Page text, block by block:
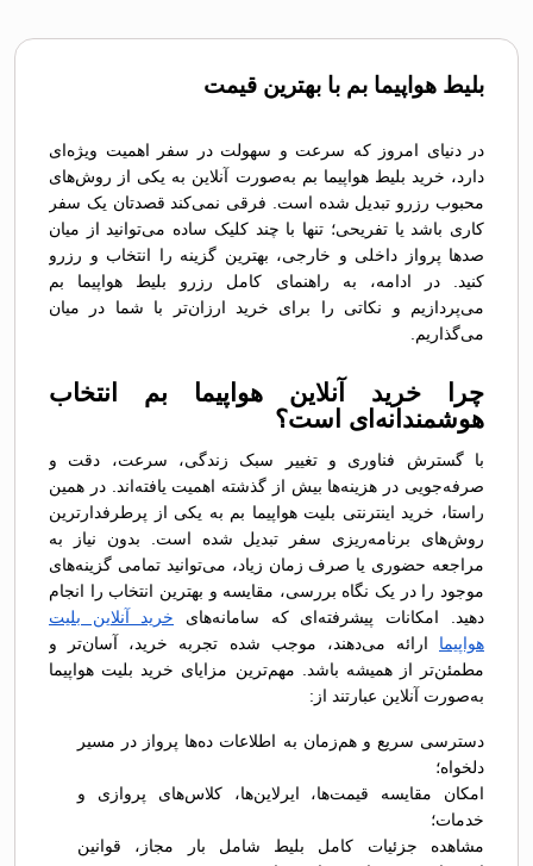
بلیط هواپیما بم با بهترین قیمت
در دنیای امروز که سرعت و سهولت در سفر اهمیت ویژه‌ای
دارد، خرید بلیط هواپیما بم به‌صورت آنلاین به یکی از روش‌های
محبوب رزرو تبدیل شده است. فرقی نمی‌کند قصدتان یک سفر
کاری باشد یا تفریحی؛ تنها با چند کلیک ساده می‌توانید از میان
صدها پرواز داخلی و خارجی، بهترین گزینه را انتخاب و رزرو
کنید. در ادامه، به راهنمای کامل رزرو بلیط هواپیما بم
می‌پردازیم و نکاتی را برای خرید ارزان‌تر با شما در میان
می‌گذاریم.
چرا خرید آنلاین هواپیما بم انتخاب
هوشمندانه‌ای است؟
با گسترش فناوری و تغییر سبک زندگی، سرعت، دقت و
صرفه‌جویی در هزینه‌ها بیش از گذشته اهمیت یافته‌اند. در همین
راستا، خرید اینترنتی بلیت هواپیما بم به یکی از پرطرفدارترین
روش‌های برنامه‌ریزی سفر تبدیل شده است. بدون نیاز به
مراجعه حضوری یا صرف زمان زیاد، می‌توانید تمامی گزینه‌های
موجود را در یک نگاه بررسی، مقایسه و بهترین انتخاب را انجام
دهید. امکانات پیشرفته‌ای که سامانه‌های خرید آنلاین بلیت
هواپیما ارائه می‌دهند، موجب شده تجربه خرید، آسان‌تر و
مطمئن‌تر از همیشه باشد. مهم‌ترین مزایای خرید بلیت هواپیما
به‌صورت آنلاین عبارتند از:
دسترسی سریع و هم‌زمان به اطلاعات ده‌ها پرواز در مسیر
دلخواه؛
امکان مقایسه قیمت‌ها، ایرلاین‌ها، کلاس‌های پروازی و
خدمات؛
مشاهده جزئیات کامل بلیط شامل بار مجاز، قوانین